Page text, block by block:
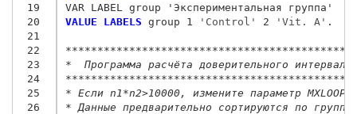
19
20
21
22
23
24
25
26
VALUE LABELS group 1 'Control' 2 'Vit. A' .
*  Программа расчёта доверительного
* Если n1*n2>10000, измените параметр
* Данные предварительно сортируются по